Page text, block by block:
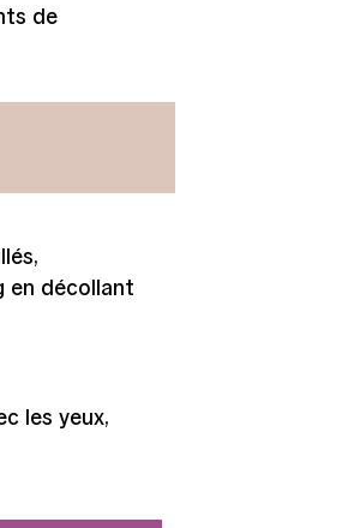
de
en décollant
les yeux,